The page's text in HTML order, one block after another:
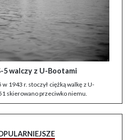
5 walczy z U-Bootami
1943 r. stoczył ciężką walkę z U-
skierowano przeciwko niemu.